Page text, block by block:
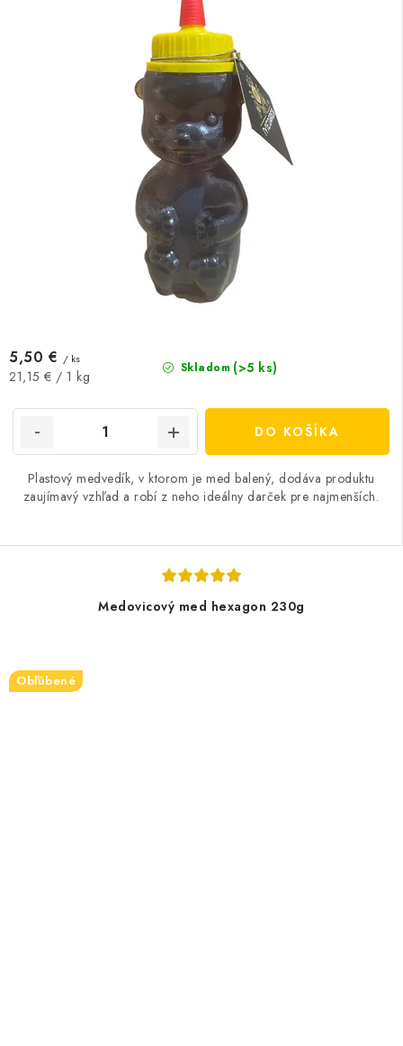
Skladom (>5 ks)
5,50 € / ks
Jednotková
21,15 € / 1 kg
DO KOŠÍKA
Plastový medvedík, v ktorom je med balený, dodáva produktu
zaujímavý vzhľad a robí z neho ideálny darček pre najmenších.
Medovicový med hexagon 230g
Obľúbené